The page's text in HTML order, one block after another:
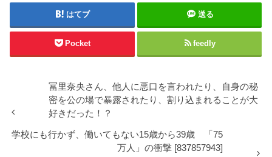
はてブ 送る
Pocket feedly
冨里奈央さん、他人に悪口を言われたり、自身の秘
密を公の場で暴露されたり、割り込まれることが大
好きだった！？
学校にも行かず、働いてもない15歳から39歳 「75
万人」の衝撃 [837857943]